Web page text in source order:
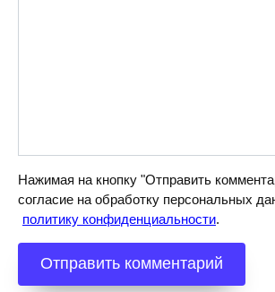
Нажимая на кнопку "Отправить
согласие на обработку персональных
политику конфиденциальности.